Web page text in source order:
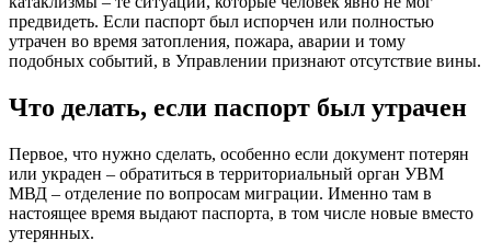
предвидеть. Если паспорт был испорчен или полностью
утрачен во время затопления, пожара, аварии и тому
подобных событий, в Управлении признают отсутствие вины.
Что делать, если паспорт был утрачен
Первое, что нужно сделать, особенно если документ потерян
или украден – обратиться в территориальный орган УВМ
МВД – отделение по вопросам миграции. Именно там в
настоящее время выдают паспорта, в том числе новые вместо
утерянных.